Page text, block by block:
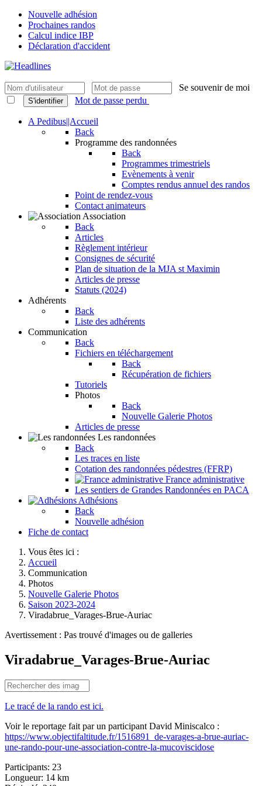
Nouvelle adhésion
Prochaines randos
Calcul indice IBP
Déclaration d'accident
Se souvenir de moi
S'identifier Mot de passe perdu
A Pedibus||Accueil
Back
Programme des randonnées
Back
Programmes trimestriels
Evènements à venir
Comptes rendus annuel des randos
Point de rendez-vous
Contact animateurs
Association
Back
Articles
Règlement intérieur
Consignes de sécurité
Plan de situation de la MJA st Maximin
Articles de presse
Statuts (2024)
Adhérents
Back
Liste des adhérents
Communication
Back
Fichiers en téléchargement
Back
Récupération de fichiers
Tutoriels
Photos
Back
Nouvelle Galerie Photos
Articles de presse
Les randonnées
Back
Les traces en liste
Cotation des randonnées pédestres (FFRP)
France administrative
Les sentiers de Grandes Randonnées en PACA
Adhésions
Back
Nouvelle adhésion
Fiche de contact
Vous êtes ici :
Accueil
Communication
Photos
Nouvelle Galerie Photos
Saison 2023-2024
Viradabrue_Varages-Brue-Auriac
Avertissement : Pas trouvé d'images ou de galleries
Viradabrue_Varages-Brue-Auriac
Le tracé de la rando est ici.
Voir le reportage fait par un participant David Miniscalco :
https://www.objectifaltitude.fr/1516891_de-varages-a-brue-auriac-
une-rando-pour-une-association-contre-la-mucoviscidose
Participants: 23
Longueur: 14 km